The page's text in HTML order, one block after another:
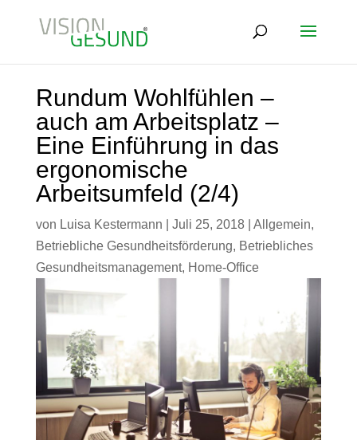
Rundum Wohlfühlen –
auch am Arbeitsplatz –
Eine Einführung in das
ergonomische
Arbeitsumfeld (2/4)
von Luisa Kestermann Juli 25, 2018| Allgemein,
Betriebliche Gesundheitsförderung, Betriebliches
Gesundheitsmanagement, Home-Office